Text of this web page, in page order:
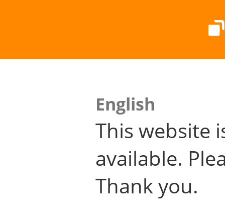
English
This website
available.
Thank you.